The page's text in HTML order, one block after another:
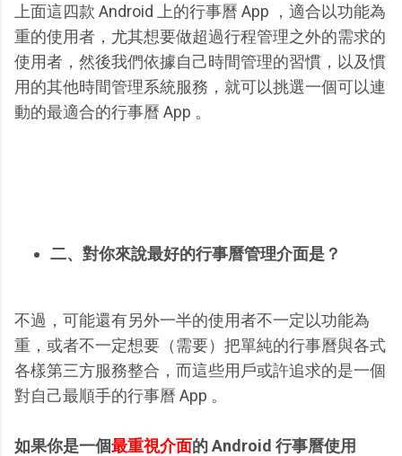
上面這四款 Android 上的行事曆 App ，適合以功能為
重的使用者，尤其想要做超過行程管理之外的需求的
使用者，然後我們依據自己時間管理的習慣，以及慣
用的其他時間管理系統服務，就可以挑選一個可以連
動的最適合的行事曆 App 。
二、對你來說最好的行事曆管理介面是？
不過，可能還有另外一半的使用者不一定以功能為
重，或者不一定想要（需要）把單純的行事曆與各式
各樣第三方服務整合，而這些用戶或許追求的是一個
對自己最順手的行事曆 App 。
如果你是一個最重視介面的 Android 行事曆使用